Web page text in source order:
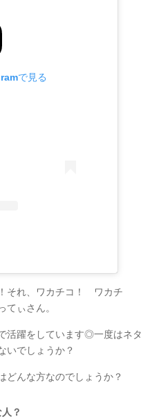
で見る
それ、ワカチコ！ ワカチ
てぃさん。
活躍をしています◎一度はネタ
いでしょうか？
どんな方なのでしょうか？
？